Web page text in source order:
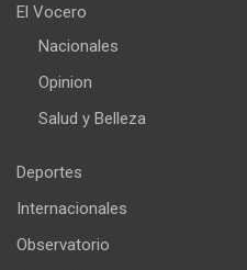
El Vocero
Nacionales
Opinion
Salud y Belleza
Deportes
Internacionales
Observatorio